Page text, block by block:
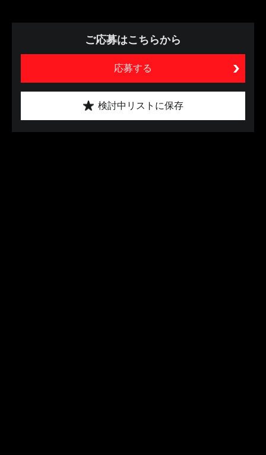
ご応募はこちらから
応募する
検討中リストに保存